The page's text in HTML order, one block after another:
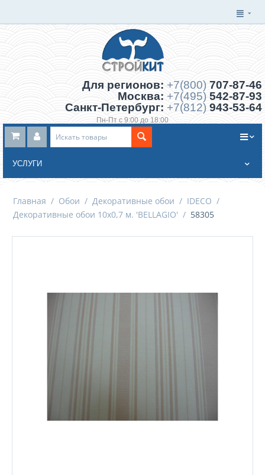
Для регионов: +7(800) 707-87-46
Москва: +7(495) 542-87-93
Санкт-Петербург: +7(812) 943-53-64
Пн-Пт с 9:00 до 18:00
Заказать обратный звонок
УСЛУГИ
Главная / Обои / Декоративные обои / IDECO /
Декоративные обои 10х0,7 м. 'BELLAGIO' / 58305